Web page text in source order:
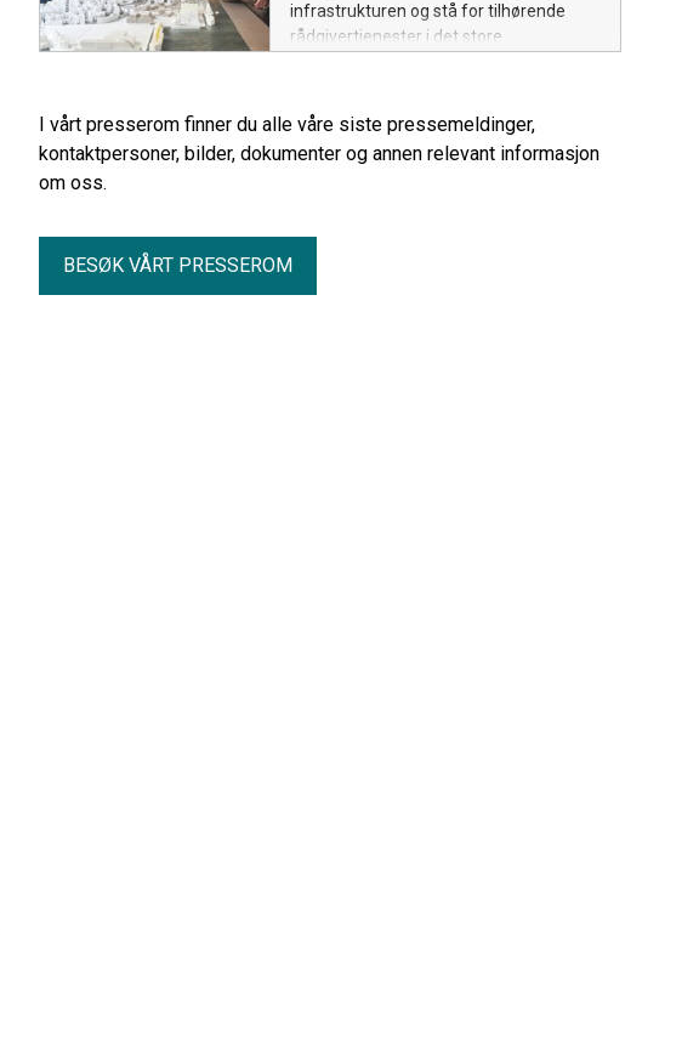
infrastrukturen og stå for tilhørende
rådgivertjenester i det store
I vårt presserom finner du alle våre siste pressemeldinger,
kontaktpersoner, bilder, dokumenter og annen relevant informasjon
om oss.
BESØK VÅRT PRESSEROM